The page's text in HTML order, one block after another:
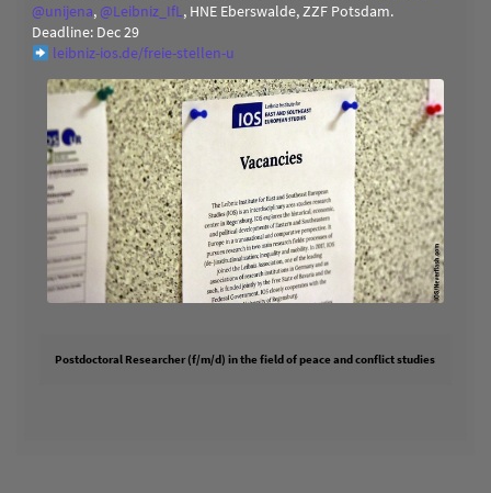
@unijena, @Leibniz_IfL, HNE Eberswalde, ZZF Potsdam.
Deadline: Dec 29
leibniz-ios.de/freie-stellen-u
Postdoctoral Researcher (f/m/d) in the field of peace and conflict studies